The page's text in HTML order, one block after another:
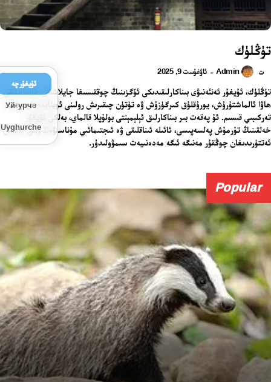
تۈڭلۈك
ت Admin
- ئاۋغۇست 9, 2025
تۈڭلۈك، ئۇيغۇر ئەنئەنىۋى بىناكارلىقىدىكى ئۆگزىنىڭ چوققىسىغا جايلاشقان، ئاساسلىقى
ھاۋا ئالماشتۇرۇش، يورۇقلۇق كىرگۈزۈش ۋە تۈتۈن چىقىرىش رولىنى ئوينايدىغان مۇھىم
تەركىبىي قىسىم. ئۇ پەقەت بىر بىناكارلىق ئېلېمېنتى بولۇپلا قالماي، بەلكى ئۇيغۇر
خەلقىنىڭ تۇرمۇش پەلسەپىسى، ئائىلە ئىناقلىقى ۋە ئىجتىمائىي مۇناسىۋەتلىرىنى ئەكىس
ئەتتۈرىدىغان چوڭقۇر مەنىگە ئىگە مەدەنىيەت سىمۋولىدۇر.
Popular
ئۇيغۇرچە
Уйғурчә
Uyghurche